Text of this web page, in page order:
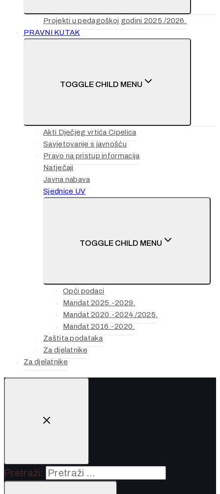
Projekti u pedagoškoj godini 2025./2026.
PRAVNI KUTAK
TOGGLE CHILD MENU
Akti Dječjeg vrtića Cipelica
Savjetovanje s javnošću
Pravo na pristup informacija
Natječaji
Javna nabava
Sjednice UV
TOGGLE CHILD MENU
Opći podaci
Mandat 2025.-2029.
Mandat 2020.-2024./2025.
Mandat 2016.-2020.
Zaštita podataka
Za djelatnike
Za djelatnike
Pretraži: